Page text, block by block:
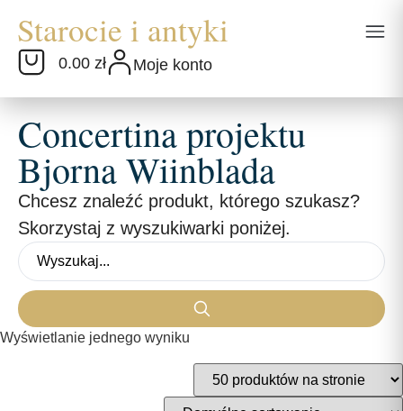
0.00 zł Moje konto
Concertina projektu
Bjorna Wiinblada
Chcesz znaleźć produkt, którego szukasz?
Skorzystaj z wyszukiwarki poniżej.
Wyświetlanie jednego wyniku